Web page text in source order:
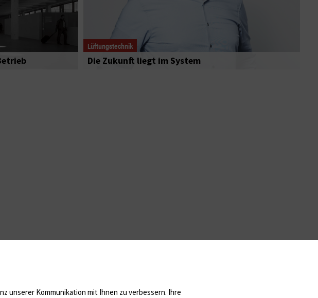
Lüftungstechnik
Die Zukunft liegt im System
unserer Kommunikation mit Ihnen zu verbessern. Ihre